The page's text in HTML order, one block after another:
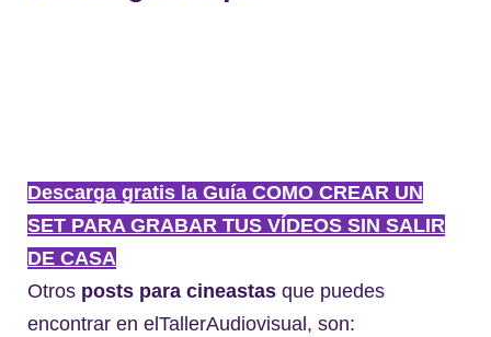
Descarga gratis la Guía COMO CREAR UN
SET PARA GRABAR TUS VÍDEOS SIN SALIR
DE CASA
Otros posts para cineastas que puedes
encontrar en elTallerAudiovisual, son: